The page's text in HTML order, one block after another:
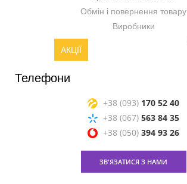
Обмін і повернення товару
Виробники
АКЦІЇ
Телефони
+38 (093) 170 52 40
+38 (067) 563 84 35
+38 (050) 394 93 26
ЗВ'ЯЗАТИСЯ З НАМИ